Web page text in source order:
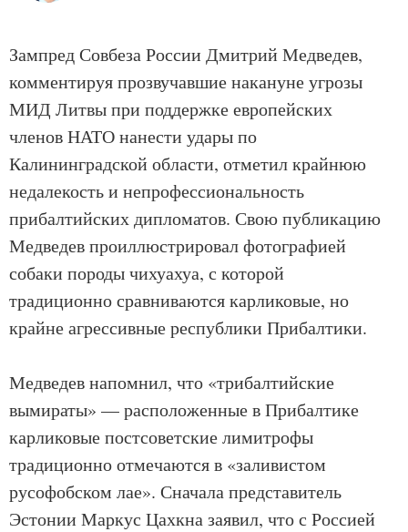
Зампред Совбеза России Дмитрий Медведев,
комментируя прозвучавшие накануне угрозы
МИД Литвы при поддержке европейских
членов НАТО нанести удары по
Калининградской области, отметил крайнюю
недалекость и непрофессиональность
прибалтийских дипломатов. Свою публикацию
Медведев проиллюстрировал фотографией
собаки породы чихуахуа, с которой
традиционно сравниваются карликовые, но
крайне агрессивные республики Прибалтики.
Медведев напомнил, что «трибалтийские
вымираты» — расположенные в Прибалтике
карликовые постсоветские лимитрофы
традиционно отмечаются в «заливистом
русофобском лае». Сначала представитель
Эстонии Маркус Цахкна заявил, что с Россией